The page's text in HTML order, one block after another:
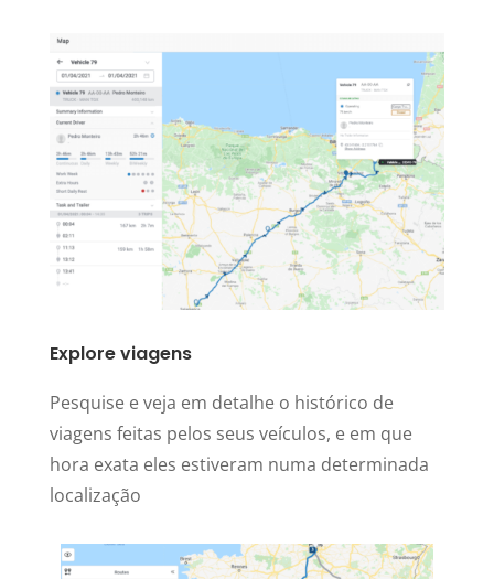
Explore viagens
Pesquise e veja em detalhe o histórico de
viagens feitas pelos seus veículos, e em que
hora exata eles estiveram numa determinada
localização